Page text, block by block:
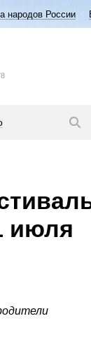
народов России
июля